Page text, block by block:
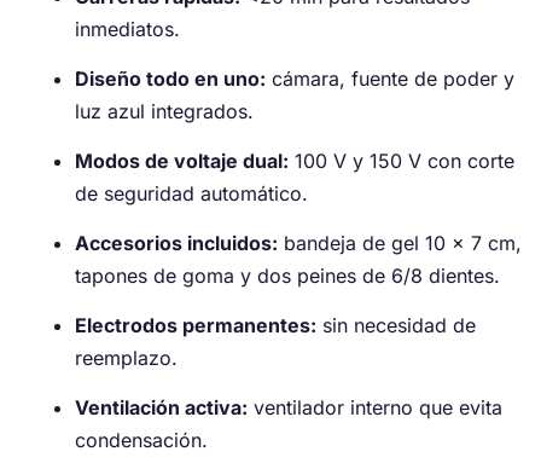
inmediatos.
Diseño todo en uno: cámara, fuente de poder y
luz azul integrados.
Modos de voltaje dual: 100 V y 150 V con corte
de seguridad automático.
Accesorios incluidos: bandeja de gel 10 × 7 cm,
tapones de goma y dos peines de 6/8 dientes.
Electrodos permanentes: sin necesidad de
reemplazo.
Ventilación activa: ventilador interno que evita
condensación.